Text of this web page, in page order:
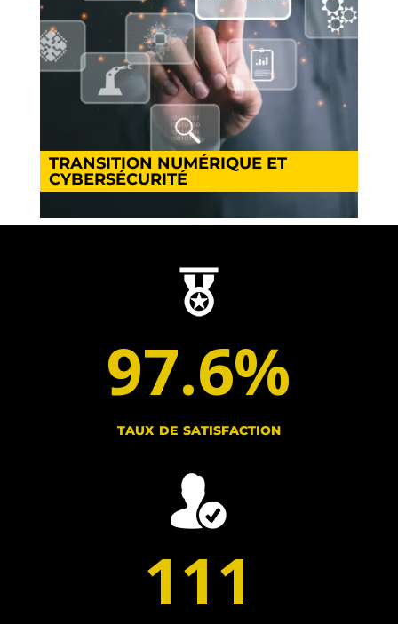
TRANSITION NUMÉRIQUE ET
CYBERSÉCURITÉ
97.6%
taux de satisfaction
111